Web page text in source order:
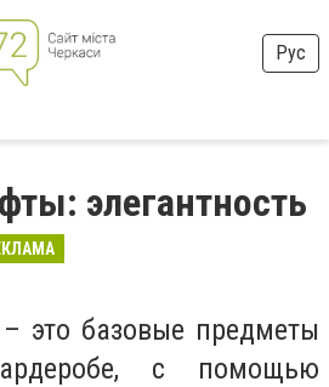
Рус
элегантность
это базовые предметы
с помощью